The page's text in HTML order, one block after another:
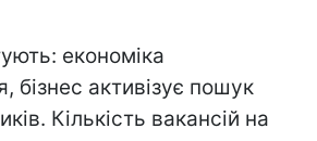
економіка
бізнес активізує пошук
Кількість вакансій на